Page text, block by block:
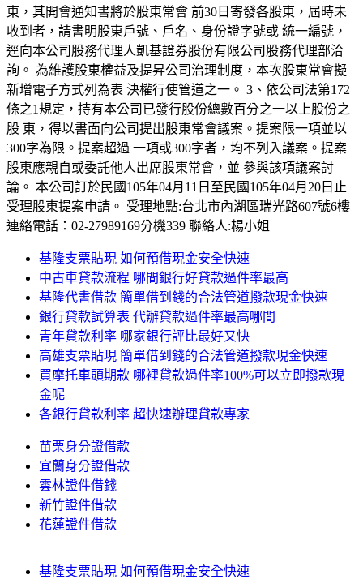
東，其開會通知書將於股東常會 前30日寄發各股東，屆時未
收到者，請書明股東戶號、戶名、身份證字號或 統一編號，
逕向本公司股務代理人凱基證券股份有限公司股務代理部洽
詢。 為維護股東權益及提昇公司治理制度，本次股東常會擬
新增電子方式列為表 決權行使管道之一。 3、依公司法第172
條之1規定，持有本公司已發行股份總數百分之一以上股份之
股 東，得以書面向公司提出股東常會議案。提案限一項並以
300字為限。提案超過 一項或300字者，均不列入議案。提案
股東應親自或委託他人出席股東常會，並 參與該項議案討
論。 本公司訂於民國105年04月11日至民國105年04月20日止
受理股東提案申請。 受理地點:台北市內湖區瑞光路607號6樓
連絡電話：02-27989169分機339 聯絡人:楊小姐
基隆支票貼現 如何預借現金安全快速
中古車貸款流程 哪間銀行好貸款過件率最高
基隆代書借款 簡單借到錢的合法管道撥款現金快速
銀行貸款試算表 代辦貸款過件率最高哪間
青年貸款利率 哪家銀行評比最好又快
高雄支票貼現 簡單借到錢的合法管道撥款現金快速
買摩托車頭期款 哪裡貸款過件率100%可以立即撥款現
金呢
各銀行貸款利率 超快速辦理貸款專家
苗栗身分證借款
宜蘭身分證借款
雲林證件借錢
新竹證件借款
花蓮證件借款
基隆支票貼現 如何預借現金安全快速